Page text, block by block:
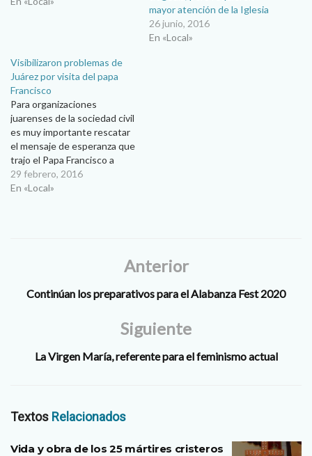
mayor atención de la Iglesia
26 junio, 2016
En «Local»
Visibilizaron problemas de
Juárez por visita del papa
Francisco
Para organizaciones
juarenses de la sociedad civil
es muy importante rescatar
el mensaje de esperanza que
trajo el Papa Francisco a
México, pero también asumir
el mensaje de justicia. “Al
civiles que se unieron para…
29 febrero, 2016
En «Local»
Anterior
Continúan los preparativos para el Alabanza Fest 2020
Siguiente
La Virgen María, referente para el feminismo actual
Textos Relacionados
Vida y obra de los 25 mártires cristeros